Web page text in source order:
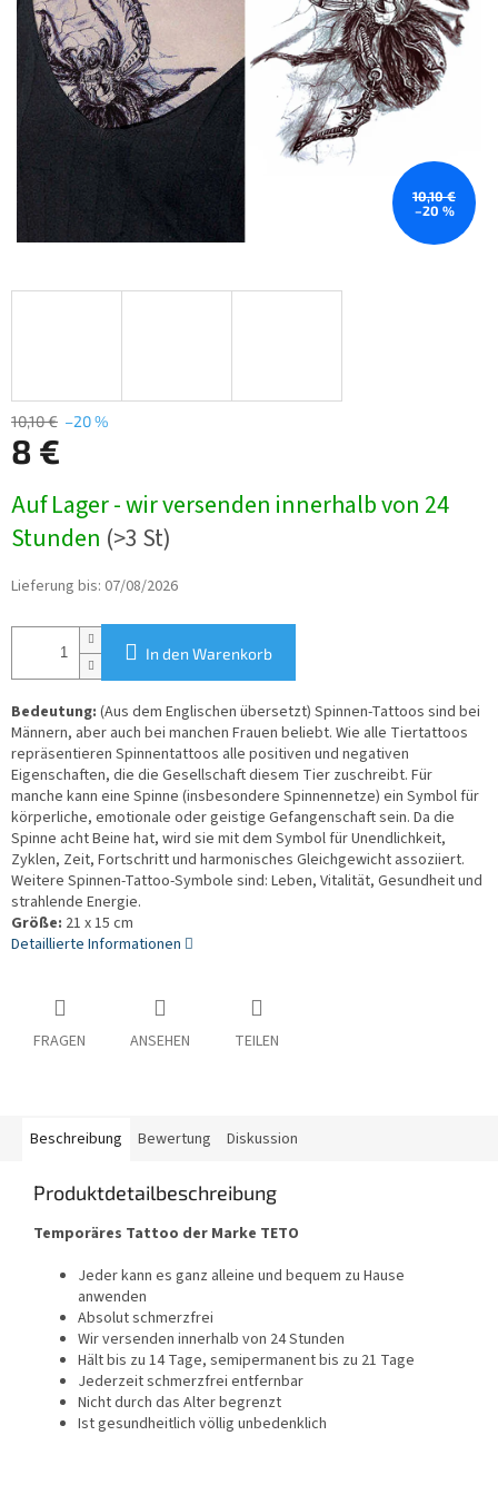
10,10 €
–20 %
10,10 € –20 %
8 €
Auf Lager - wir versenden innerhalb von 24
Stunden (>3 St)
Lieferung bis: 07/08/2026
In den Warenkorb
Bedeutung: (Aus dem Englischen übersetzt) Spinnen-Tattoos sind bei
Männern, aber auch bei manchen Frauen beliebt. Wie alle Tiertattoos
repräsentieren Spinnentattoos alle positiven und negativen
Eigenschaften, die die Gesellschaft diesem Tier zuschreibt. Für
manche kann eine Spinne (insbesondere Spinnennetze) ein Symbol für
körperliche, emotionale oder geistige Gefangenschaft sein. Da die
Spinne acht Beine hat, wird sie mit dem Symbol für Unendlichkeit,
Zyklen, Zeit, Fortschritt und harmonisches Gleichgewicht assoziiert.
Weitere Spinnen-Tattoo-Symbole sind: Leben, Vitalität, Gesundheit und
strahlende Energie.
Größe: 21 x 15 cm
Detaillierte Informationen
FRAGEN ANSEHEN TEILEN
Beschreibung Bewertung Diskussion
Produktdetailbeschreibung
Temporäres Tattoo der Marke TETO
Jeder kann es ganz alleine und bequem zu Hause
anwenden
Absolut schmerzfrei
Wir versenden innerhalb von 24 Stunden
Hält bis zu 14 Tage, semipermanent bis zu 21 Tage
Jederzeit schmerzfrei entfernbar
Nicht durch das Alter begrenzt
Ist gesundheitlich völlig unbedenklich